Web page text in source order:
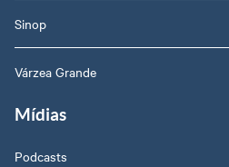
Sinop
Várzea Grande
Mídias
Podcasts